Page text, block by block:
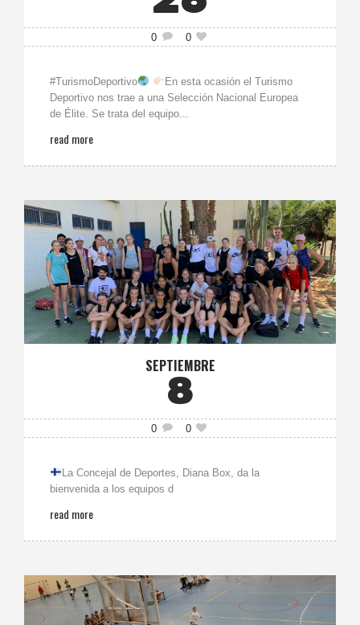
0 0
#TurismoDeportivo
En esta ocasión el Turismo
Deportivo nos trae a una Selección Nacional Europea
de Élite. Se trata del equipo...
read more
SEPTIEMBRE
8
0 0
La Concejal de Deportes, Diana Box, da la
bienvenida a los equipos d
read more